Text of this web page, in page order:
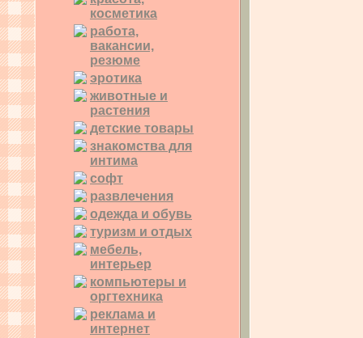
косметика
работа,
вакансии,
резюме
эротика
животные и
растения
детские товары
знакомства для
интима
софт
развлечения
одежда и обувь
туризм и отдых
мебель,
интерьер
компьютеры и
оргтехника
реклама и
интернет